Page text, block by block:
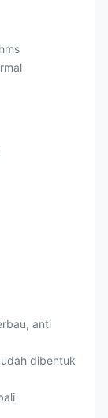
anti
dibentuk